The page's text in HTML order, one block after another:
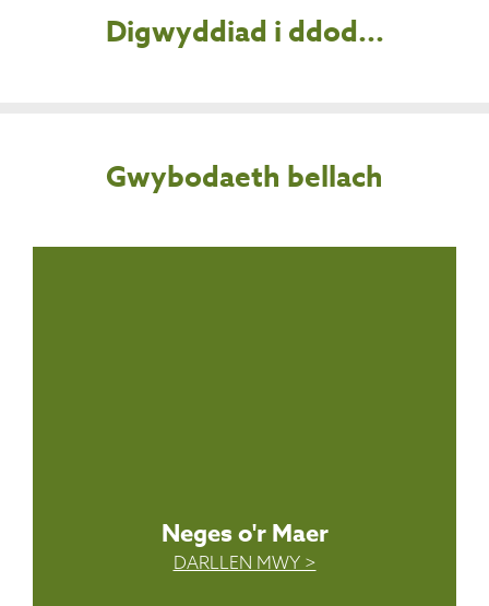
Digwyddiad i ddod...
Gwybodaeth bellach
Neges o'r Maer
DARLLEN MWY >